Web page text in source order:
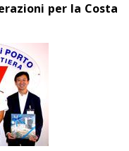
per la Costa